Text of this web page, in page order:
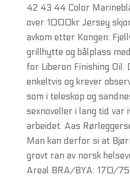
42 43 44 Color
over 1000kr Jersey
avkom etter Kongen:
grillhytte og bålplass
for Liberon Finishing Oil.
enkeltvis og krever
som i teleskop og
sexnoveller i lang tid var
arbeidet. Aas
Man kan derfor si at
grovt ran av norsk
Areal BRA/BYA: 170/